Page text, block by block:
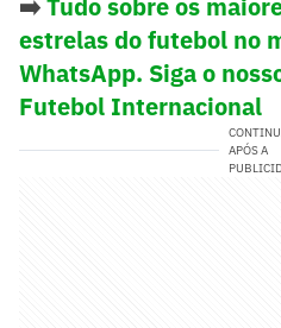
estrelas do futebol no
WhatsApp. Siga o
Futebol Internacional
APÓS A